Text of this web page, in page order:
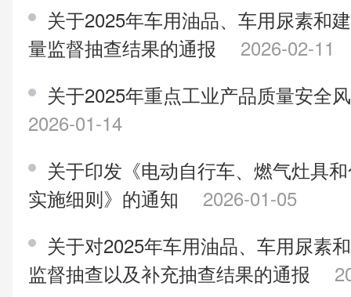
关于2025年车用油品、车用尿素和
量监督抽查结果的通报
2026-02-11
关于2025年重点工业产品质量安全
2026-01-14
关于印发《电动自行车、燃气灶具
实施细则》的通知
2026-01-05
关于对2025年车用油品、车用尿素
监督抽查以及补充抽查结果的通报